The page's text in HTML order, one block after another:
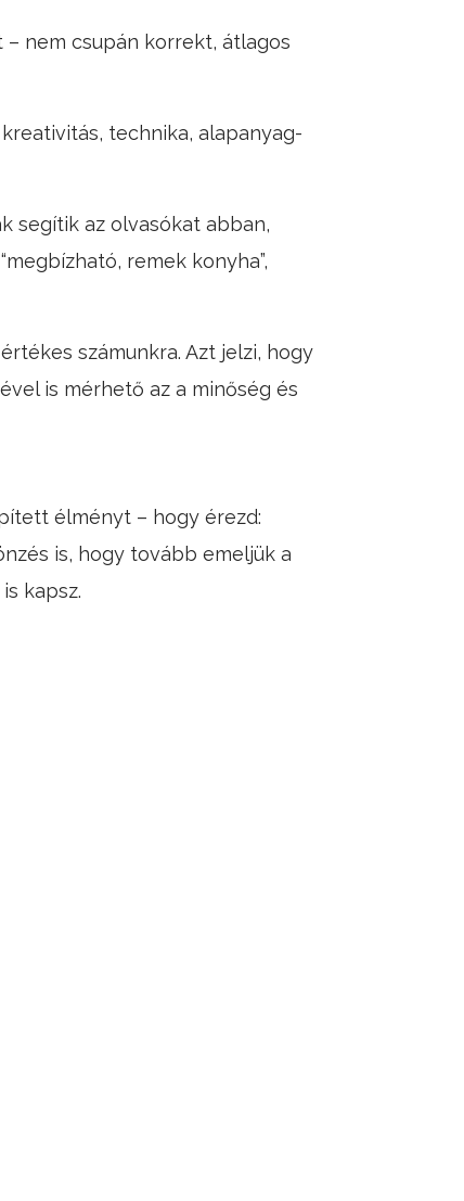
nem csupán korrekt, átlagos
technika, alapanyag-
segítik az olvasókat abban,
remek konyha”,
számunkra. Azt jelzi, hogy
is mérhető az a minőség és
élményt – hogy érezd:
is, hogy tovább emeljük a
kapsz.